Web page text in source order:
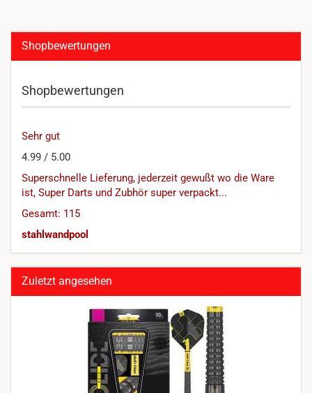
Shopbewertungen
Shopbewertungen
Sehr gut
4.99 / 5.00
Superschnelle Lieferung, jederzeit gewußt wo die Ware
ist, Super Darts und Zubhör super verpackt...
Gesamt: 115
stahlwandpool
Zuletzt angesehen